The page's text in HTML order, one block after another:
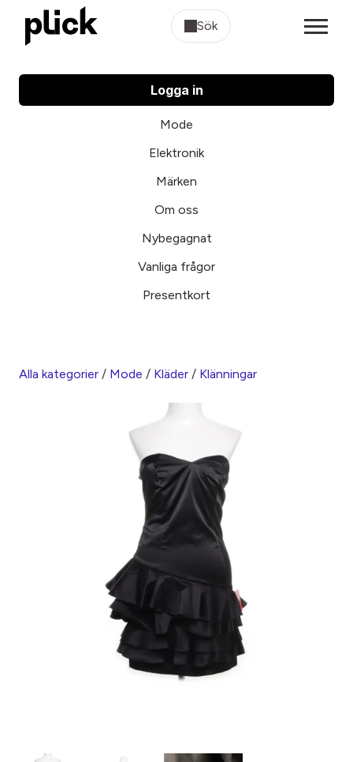
Sök
Logga in
Mode
Elektronik
Märken
Om oss
Nybegagnat
Vanliga frågor
Presentkort
Alla kategorier / Mode / Kläder / Klänningar